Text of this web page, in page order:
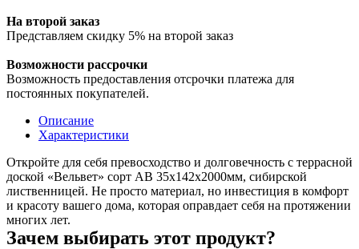
На второй заказ
Представляем скидку 5% на второй заказ
Возможности рассрочки
Возможность предоставления отсрочки платежа для
постоянных покупателей.
Описание
Характеристики
Откройте для себя превосходство и долговечность с террасной
доской «Вельвет» сорт АВ 35х142х2000мм, сибирской
лиственницей. Не просто материал, но инвестиция в комфорт
и красоту вашего дома, которая оправдает себя на протяжении
многих лет.
Зачем выбирать этот продукт?